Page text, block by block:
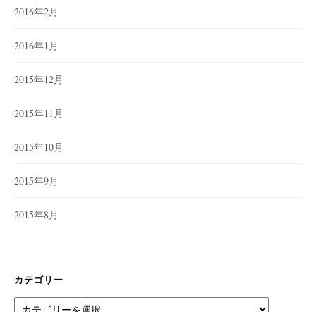
2016年2月
2016年1月
2015年12月
2015年11月
2015年10月
2015年9月
2015年8月
カテゴリー